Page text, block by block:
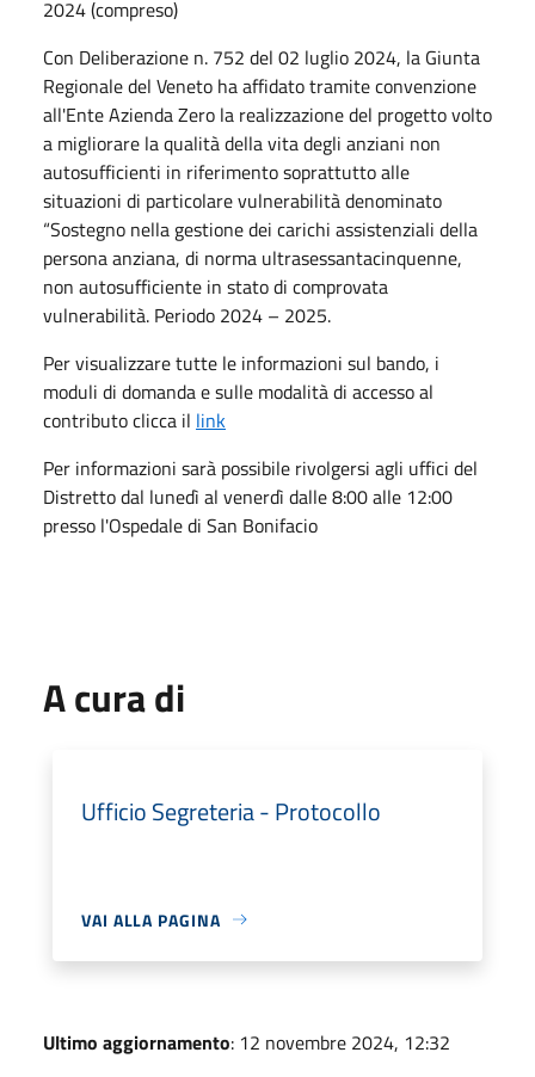
2024 (compreso)
Con Deliberazione n. 752 del 02 luglio 2024, la Giunta
Regionale del Veneto ha affidato tramite convenzione
all'Ente Azienda Zero la realizzazione del progetto volto
a migliorare la qualità della vita degli anziani non
autosufficienti in riferimento soprattutto alle
situazioni di particolare vulnerabilità denominato
“Sostegno nella gestione dei carichi assistenziali della
persona anziana, di norma ultrasessantacinquenne,
non autosufficiente in stato di comprovata
vulnerabilità. Periodo 2024 – 2025.
Per visualizzare tutte le informazioni sul bando, i
moduli di domanda e sulle modalità di accesso al
contributo clicca il link
Per informazioni sarà possibile rivolgersi agli uffici del
Distretto dal lunedì al venerdì dalle 8:00 alle 12:00
presso l'Ospedale di San Bonifacio
A cura di
Ufficio Segreteria - Protocollo
VAI ALLA PAGINA
Ultimo aggiornamento: 12 novembre 2024, 12:32